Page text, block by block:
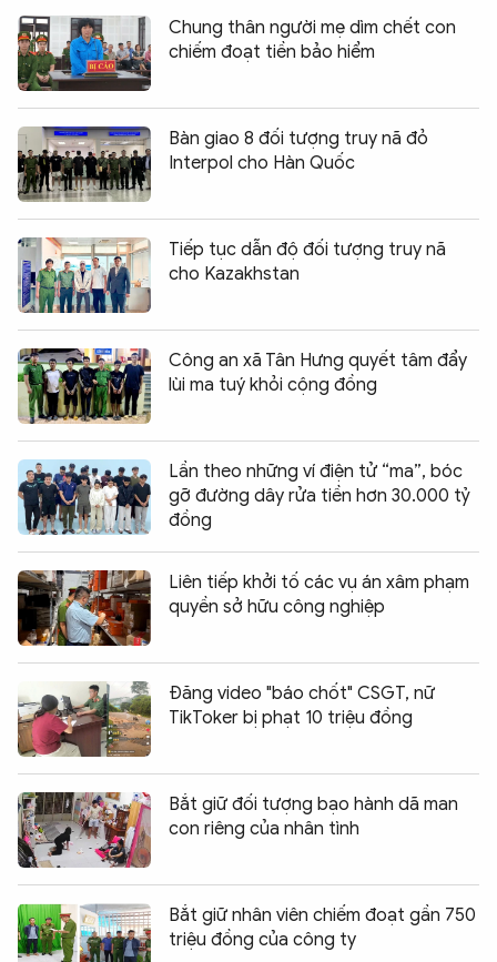
Chung thân người mẹ dìm chết con
chiếm đoạt tiền bảo hiểm
Bàn giao 8 đối tượng truy nã đỏ
Interpol cho Hàn Quốc
Tiếp tục dẫn độ đối tượng truy nã
cho Kazakhstan
Công an xã Tân Hưng quyết tâm đẩy
lùi ma tuý khỏi cộng đồng
Lần theo những ví điện tử “ma”, bóc
gỡ đường dây rửa tiền hơn 30.000 tỷ
đồng
Liên tiếp khởi tố các vụ án xâm phạm
quyền sở hữu công nghiệp
Đăng video "báo chốt" CSGT, nữ
TikToker bị phạt 10 triệu đồng
Bắt giữ đối tượng bạo hành dã man
con riêng của nhân tình
Bắt giữ nhân viên chiếm đoạt gần 750
triệu đồng của công ty